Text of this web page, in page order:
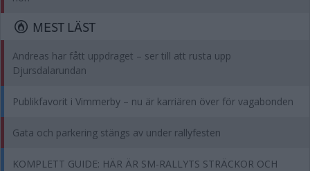
MEST LÄST
Andreas har fått uppdraget – ser till att rusta upp
Djursdalarundan
Publikfavorit i Vimmerby – nu är karriären över för vagabonden
Gata och parkering stängs av under rallyfesten
KOMPLETT GUIDE: HÄR ÄR SM-RALLYTS STRÄCKOR OCH